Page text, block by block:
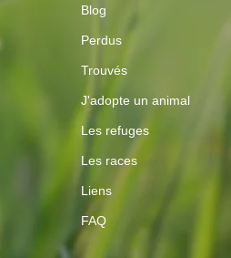
Blog
Perdus
Trouvés
J'adopte un animal
Les refuges
Les races
Liens
FAQ